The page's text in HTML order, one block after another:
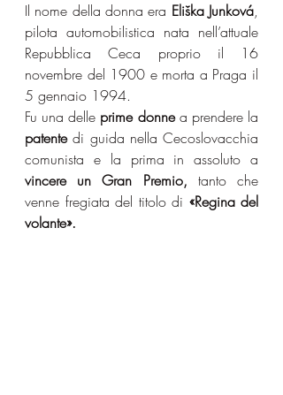
Il nome della donna era Eliška Junková,
pilota automobilistica nata nell’attuale
Repubblica Ceca proprio il 16
novembre del 1900 e morta a Praga il
5 gennaio 1994.
Fu una delle prime donne
patente di guida nella Cecoslovacchia
vincere un Gran Premio, tanto che
venne fregiata del titolo di «Regina del
volante».